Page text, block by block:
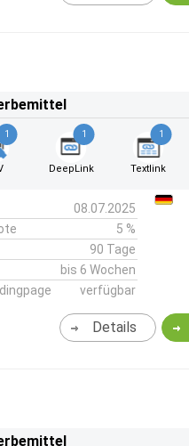
1 1
DeepLink
1
Textlink
08.07.2025
5 %
90 Tage
bis 6 Wochen
verfügbar
Details